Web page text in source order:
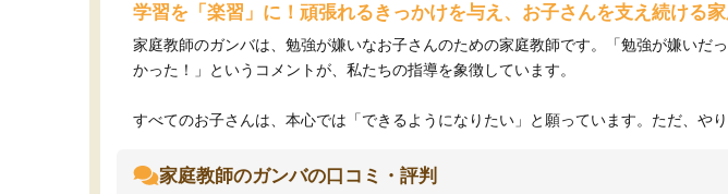
学習を「楽習」に！頑張れるきっかけを与え、お子さんを支え続ける
家庭教師のガンバは、勉強が嫌いなお子さんのための家庭教師です。「勉強が嫌い
かった！」というコメントが、私たちの指導を象徴しています。
すべてのお子さんは、本心では「できるようになりたい」と願っています。ただ、やり...
家庭教師のガンバの口コミ・評判